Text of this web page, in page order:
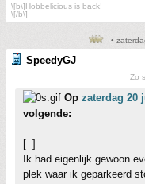
\[b\]Hobbelicious is back!
\[/b\]
•
SpeedyGJ
Zo
Op zaterdag 20
volgende:
[..]
Ik had eigenlijk gewoon
plek waar ik geparkeerd